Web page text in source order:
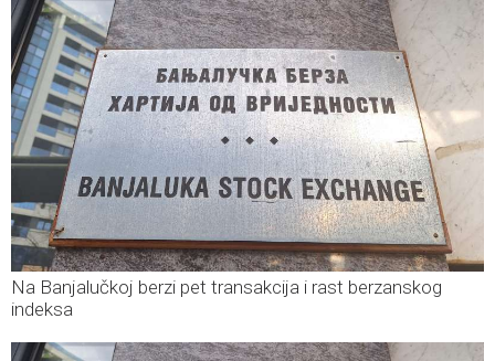
Na Banjalučkoj berzi pet transakcija i rast berzanskog
indeksa